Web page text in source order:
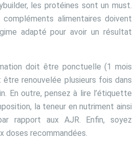
les protéines sont un must.
alimentaires doivent
adapté pour avoir un résultat
doit être ponctuelle (1 mois
être renouvelée plusieurs fois dans
En outre, pensez à lire l’étiquette
la teneur en nutriment ainsi
rapport aux AJR. Enfin, soyez
doses recommandées.